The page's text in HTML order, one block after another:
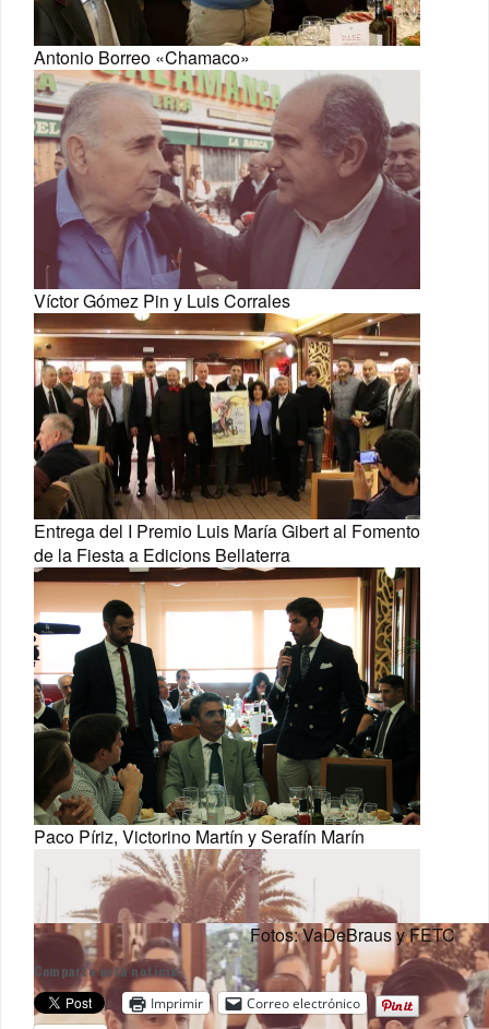
Antonio Borreo «Chamaco»
Víctor Gómez Pin y Luis Corrales
Entrega del I Premio Luis María Gibert al Fomento
de la Fiesta a Edicions Bellaterra
Paco Píriz, Victorino Martín y Serafín Marín
Fotos: VaDeBraus y FETC
Comparte esta noticia:
Imprimir
Correo electrónico